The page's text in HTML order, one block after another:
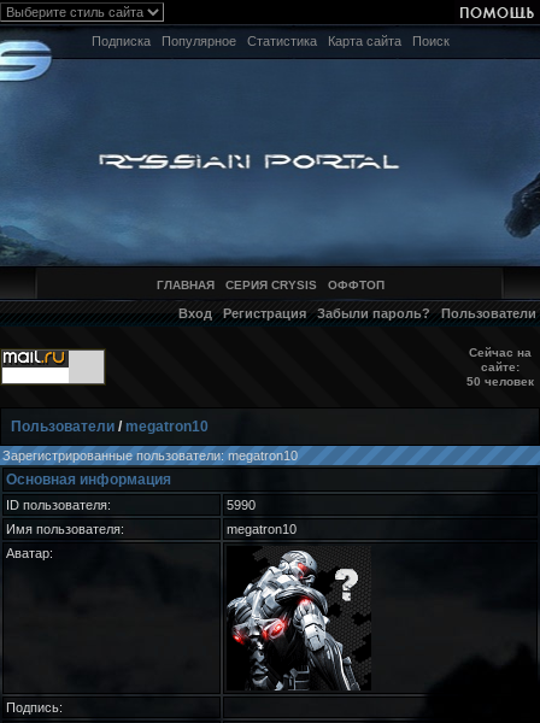
Подписка Популярное Статистика Карта сайта Поиск
ГЛАВНАЯ СЕРИЯ CRYSIS ОФФТОП
Вход Регистрация Забыли пароль? Пользователи
Сейчас на
сайте:
50 человек
Пользователи / megatron10
Зарегистрированные пользователи: megatron10
Основная информация
ID пользователя:
5990
Имя пользователя:
megatron10
Аватар:
Подпись: